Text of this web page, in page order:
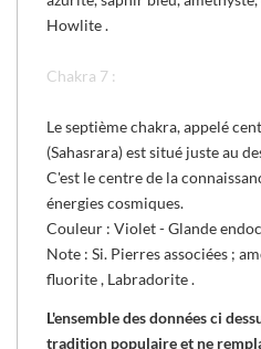
Howlite .
Chakra 7 :
Le septième chakra, appelé
(Sahasrara) est situé juste au
C'est le centre de la
énergies cosmiques.
Couleur : Violet - Glande
Note : Si. Pierres associées ;
fluorite , Labradorite .
L'ensemble des données ci
tradition populaire et ne